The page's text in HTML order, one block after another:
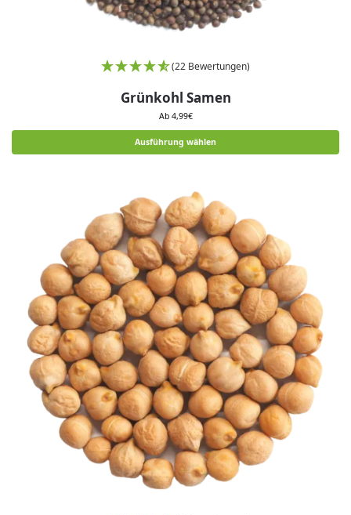
(22 Bewertungen)
Grünkohl Samen
Ab 4,99€
Ausführung wählen